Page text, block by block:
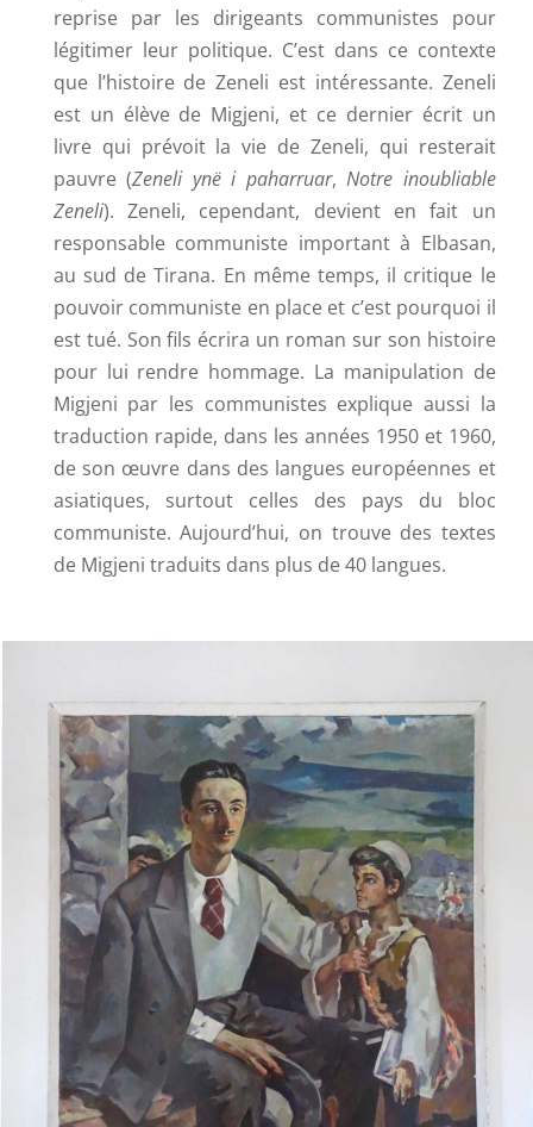
reprise par les dirigeants communistes pour
légitimer leur politique. C’est dans ce contexte
que l’histoire de Zeneli est intéressante. Zeneli
est un élève de Migjeni, et ce dernier écrit un
livre qui prévoit la vie de Zeneli, qui resterait
pauvre (Zeneli ynë i paharruar,Notre inoubliable
Zeneli). Zeneli, cependant, devient en fait un
responsable communiste important à Elbasan,
au sud de Tirana. En même temps, il critique le
pouvoir communiste en place et c’est pourquoi il
est tué. Son fils écrira un roman sur son histoire
pour lui rendre hommage. La manipulation de
Migjeni par les communistes explique aussi la
traduction rapide, dans les années 1950 et 1960,
de son œuvre dans des langues européennes et
asiatiques, surtout celles des pays du bloc
communiste. Aujourd’hui, on trouve des textes
de Migjeni traduits dans plus de 40 langues.